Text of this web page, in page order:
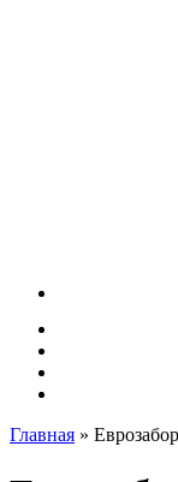
Главная »